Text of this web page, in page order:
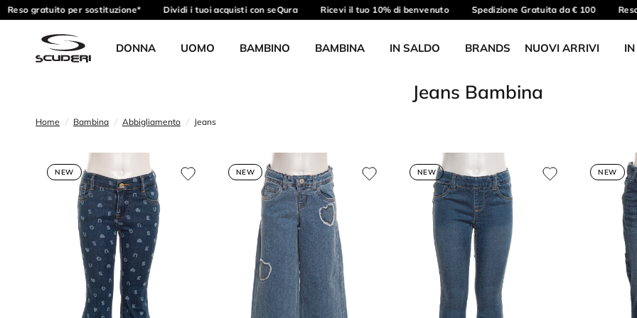
gratuito per sostituzione* Dividi i tuoi acquisti con seQura Ricevi il tuo 10% di benvenuto Spedizione Gratuita da € 100 Reso
DONNA UOMO BAMBINO BAMBINA IN SALDO BRANDS NUOVI ARRIVI
Jeans Bambina
Home / Bambina / Abbigliamento / Jeans
NEW NEW NEW NEW